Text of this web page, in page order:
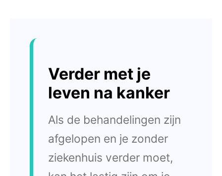
Verder met je
leven na kanker
Als de behandelingen zijn
afgelopen en je zonder
ziekenhuis verder moet,